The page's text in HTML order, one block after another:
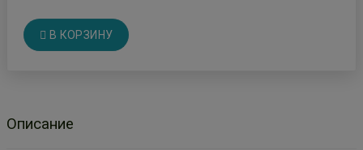
В КОРЗИНУ
Описание